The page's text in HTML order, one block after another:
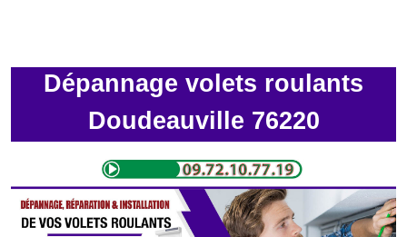
Dépannage volets roulants
Doudeauville 76220